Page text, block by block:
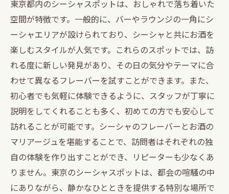
東京都内のシーシャスポットは、おしゃれで落ち着いた
空間が特徴です。一般的に、バーやラウンジの一角にシ
ーシャエリアが設けられており、シーシャと共にお酒を
楽しむスタイルが人気です。これらのスポットでは、訪
れる度に新しい発見があり、その日の気分やテーマに合
わせて異なるフレーバーを試すことができます。また、
初心者でも気軽に体験できるように、スタッフが丁寧に
説明をしてくれることも多く、初めての方でも安心して
訪れることが可能です。シーシャのフレーバーとお酒の
マリアージュを堪能することで、訪問者はそれぞれの独
自の体験を作り出すことができ、リピーターも少なくあ
りません。東京のシーシャスポットは、都会の喧騒の中
にありながら、静かなひとときを提供する特別な場所で